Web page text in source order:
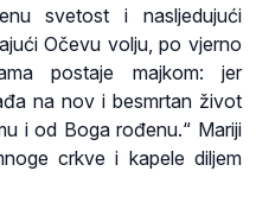
svetost i nasljedujući
Očevu volju, po vjerno
postaje majkom: jer
na nov i besmrtan život
i od Boga rođenu.“ Mariji
crkve i kapele diljem